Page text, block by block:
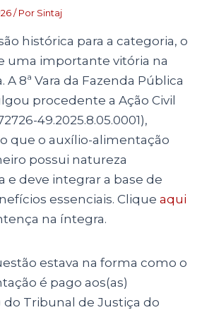
/ Por Sintaj
histórica para a categoria, o
uma importante vitória na
A 8ª Vara da Fazenda Pública
procedente a Ação Civil
49.2025.8.05.0001),
que o auxílio-alimentação
possui natureza
e deve integrar a base de
essenciais. Cliqueaqui
na íntegra.
estava na forma como o
é pago aos(as)
do Tribunal de Justiça do